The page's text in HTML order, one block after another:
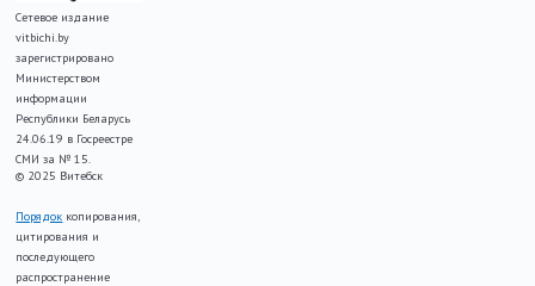
Сетевое издание
vitbichi.by
зарегистрировано
Министерством
информации
Республики Беларусь
24.06.19 в Госреестре
СМИ за № 15.
© 2025 Витебск
Порядок копирования,
цитирования и
последующего
распространение